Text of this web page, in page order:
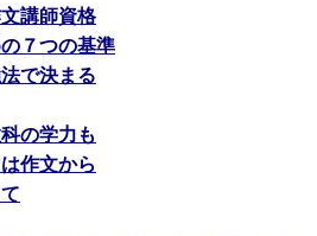
講師資格
７つの基準
で決まる
の学力も
作文から